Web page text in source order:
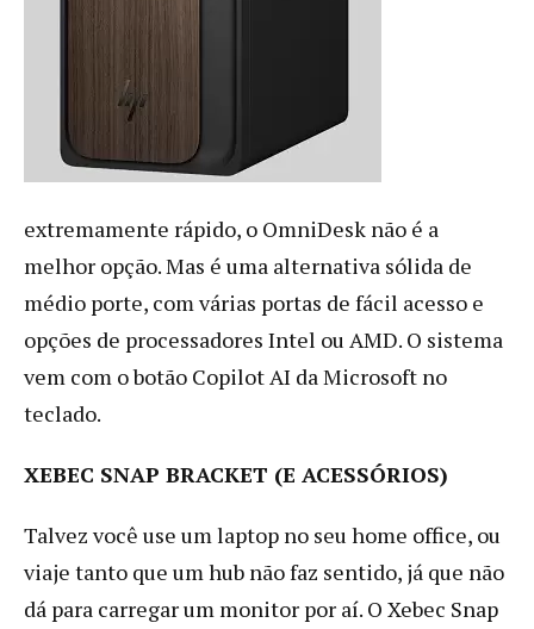
extremamente rápido, o OmniDesk não é a
melhor opção. Mas é uma alternativa sólida de
médio porte, com várias portas de fácil acesso e
opções de processadores Intel ou AMD. O sistema
vem com o botão Copilot AI da Microsoft no
teclado.
XEBEC SNAP BRACKET (E ACESSÓRIOS)
Talvez você use um laptop no seu home office, ou
viaje tanto que um hub não faz sentido, já que não
dá para carregar um monitor por aí. O Xebec Snap